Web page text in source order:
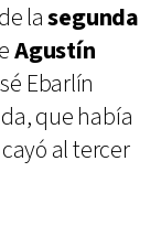
lasegunda
Agustín
Ebarlín
que había
al tercer